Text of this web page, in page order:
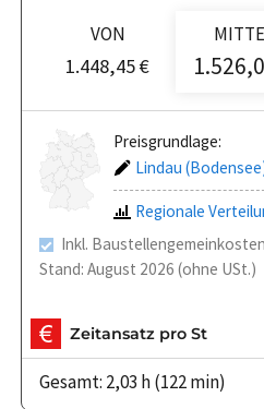
VON
1.448,45 €
Preisgrundlage:
Lindau
Regionale
Inkl. Baustellengemeinkosten
Stand: August 2026 (ohne USt.)
Zeitansatz pro St
Gesamt: 2,03 h (122 min)